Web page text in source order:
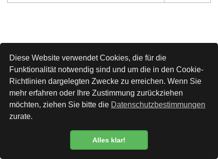
Datenschutzbestimmung
Diese Website verwendet Cookies, die für die
Funktionalität notwendig sind und um die in den Cookie-
Richtlinien dargelegten Zwecke zu erreichen. Wenn Sie
mehr erfahren oder Ihre Zustimmung zurückziehen
möchten, ziehen Sie bitte die Datenschutzbestimmungen
zurate.
Alles klar!